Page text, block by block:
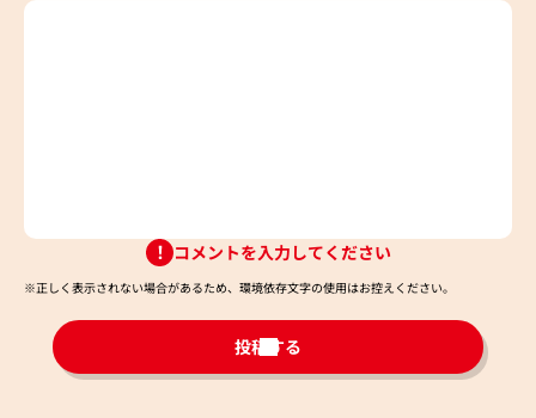
コメントを入力してください
※正しく表示されない場合があるため、環境依存文字の使用はお控えください。​
投稿する